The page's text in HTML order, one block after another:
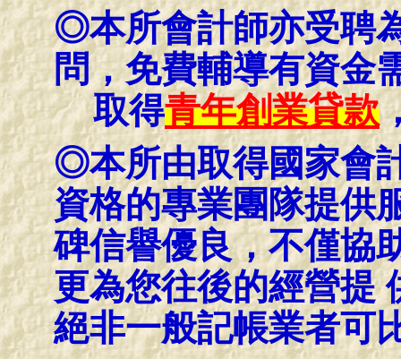
◎本所會計師亦受聘
問，免費輔導有資金
取得青年創業貸款
◎本所由取得國家會
資格的專業團隊提供
碑信譽優良，不僅協
更為您往後的經營提
絕非一般記帳業者可